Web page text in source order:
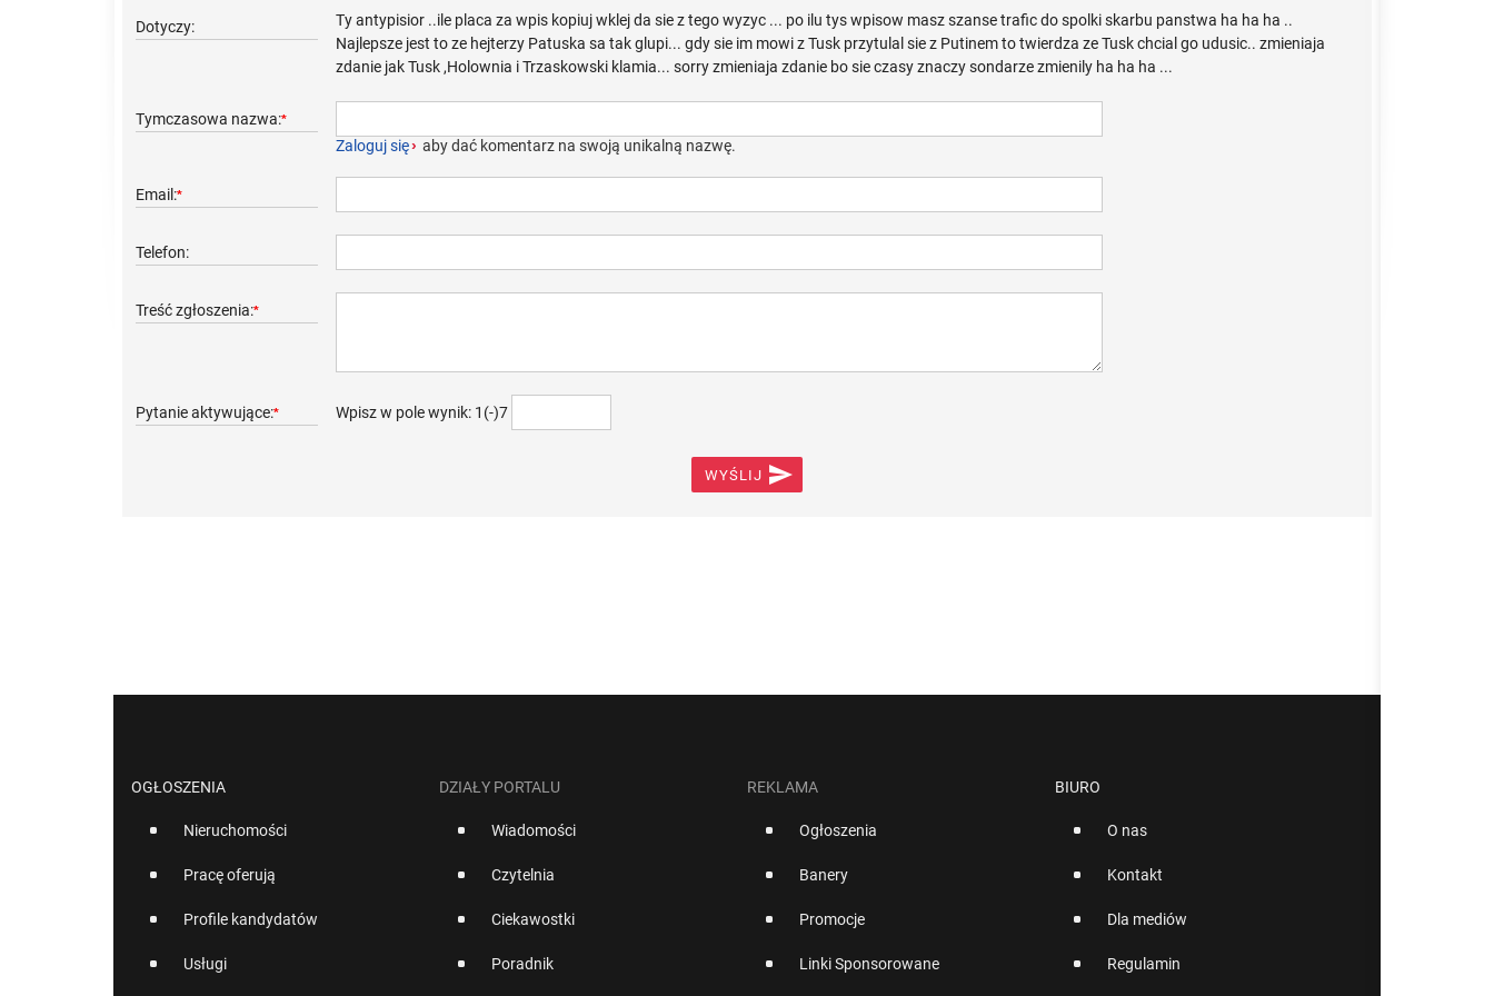
Dotyczy:
Ty antypisior ..ile placa za wpis kopiuj wklej da sie z tego wyzyc ... po ilu tys wpisow masz szanse trafic do spolki skarbu panstwa ha ha ha ..
Najlepsze jest to ze hejterzy Patuska sa tak glupi... gdy sie im mowi z Tusk przytulal sie z Putinem to twierdza ze Tusk chcial go udusic.. zmieniaja
zdanie jak Tusk ,Holownia i Trzaskowski klamia... sorry zmieniaja zdanie bo sie czasy znaczy sondarze zmienily ha ha ha ...
Tymczasowa nazwa:*
Zaloguj się› aby dać komentarz na swoją unikalną nazwę.
Email:*
Telefon:
Treść zgłoszenia:*
Pytanie aktywujące:* Wpisz w pole wynik: 1(-)7
WYŚLIJ 
OGŁOSZENIA
Nieruchomości
Pracę oferują
Profile kandydatów
Usługi
DZIAŁY PORTALU
Wiadomości
Czytelnia
Ciekawostki
Poradnik
REKLAMA
Ogłoszenia
Banery
Promocje
Linki Sponsorowane
BIURO
O nas
Kontakt
Dla mediów
Regulamin